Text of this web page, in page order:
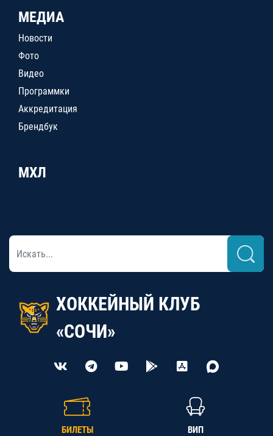
МЕДИА
Новости
Фото
Видео
Программки
Аккредитация
Брендбук
МХЛ
ХОККЕЙНЫЙ КЛУБ
«СОЧИ»
БИЛЕТЫ ВИП